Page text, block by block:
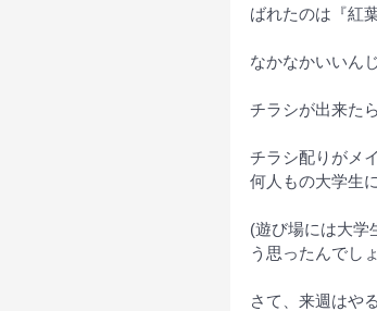
ばれたのは『紅
なかなかいいん
チラシが出来た
チラシ配りがメ
何人もの大学生
(遊び場には大学
う思ったんでし
さて、来週はや